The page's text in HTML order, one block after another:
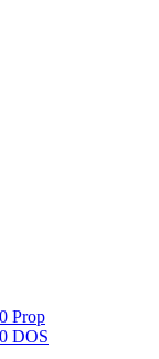
Prop
DOS